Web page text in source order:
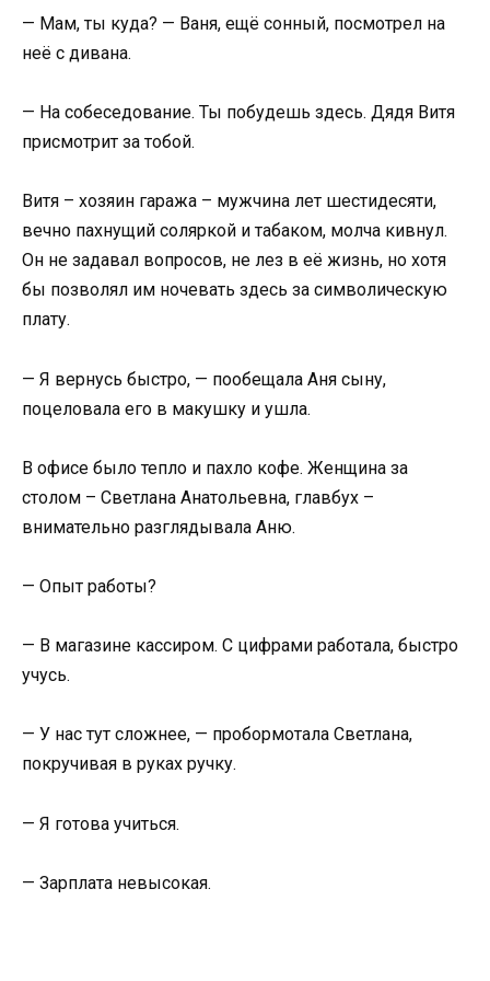
— Мам, ты куда? — Ваня, ещё сонный, посмотрел на
неё с дивана.
— На собеседование. Ты побудешь здесь. Дядя Витя
присмотрит за тобой.
Витя – хозяин гаража – мужчина лет шестидесяти,
вечно пахнущий соляркой и табаком, молча кивнул.
Он не задавал вопросов, не лез в её жизнь, но хотя
бы позволял им ночевать здесь за символическую
плату.
— Я вернусь быстро, — пообещала Аня сыну,
поцеловала его в макушку и ушла.
В офисе было тепло и пахло кофе. Женщина за
столом – Светлана Анатольевна, главбух –
внимательно разглядывала Аню.
— Опыт работы?
— В магазине кассиром. С цифрами работала, быстро
учусь.
— У нас тут сложнее, — пробормотала Светлана,
покручивая в руках ручку.
— Я готова учиться.
— Зарплата невысокая.